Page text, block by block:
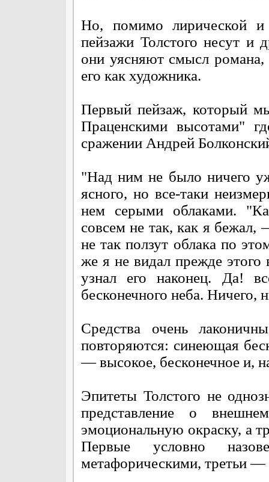
Но, помимо лирической и
пейзажи Толстого несут и
они уясняют смысл романа,
его как художника.
Первый пейзаж, который
Праценскими высотами"
сражении Андрей
"Над ним не было ничего
ясного, но все-таки
нем серыми облаками.
совсем не так, как я
не так ползут облака по
же я не видал прежде этого
узнал его наконец. Да!
бесконечного неба. Ничего,
Средства очень
повторяются: синеющая
— высокое, бесконечное и,
Эпитеты Толстого не
представление о
эмоциональную окраску, а
Первые условно
метафорическими, третьи